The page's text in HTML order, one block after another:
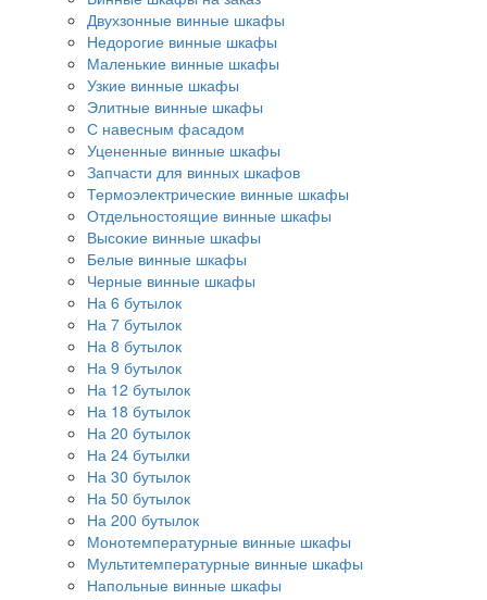
Двухзонные винные шкафы
Недорогие винные шкафы
Маленькие винные шкафы
Узкие винные шкафы
Элитные винные шкафы
С навесным фасадом
Уцененные винные шкафы
Запчасти для винных шкафов
Термоэлектрические винные шкафы
Отдельностоящие винные шкафы
Высокие винные шкафы
Белые винные шкафы
Черные винные шкафы
На 6 бутылок
На 7 бутылок
На 8 бутылок
На 9 бутылок
На 12 бутылок
На 18 бутылок
На 20 бутылок
На 24 бутылки
На 30 бутылок
На 50 бутылок
На 200 бутылок
Монотемпературные винные шкафы
Мультитемпературные винные шкафы
Напольные винные шкафы